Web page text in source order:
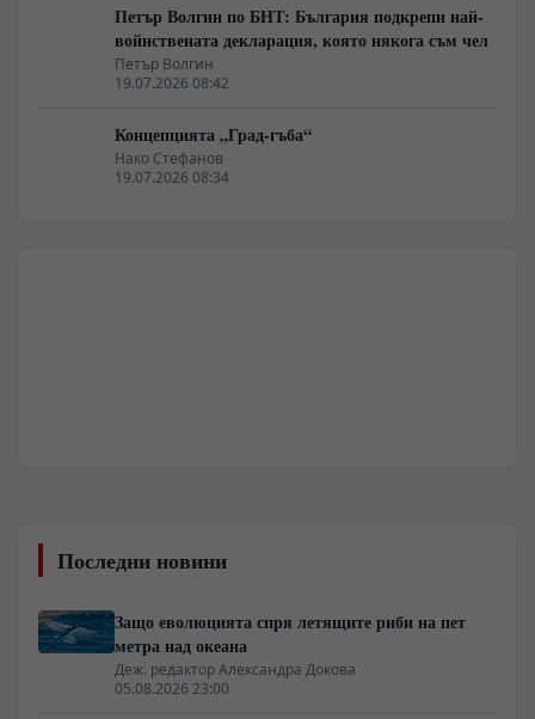
Петър Волгин по БНТ: България подкрепи най-
войнствената декларация, която някога съм чел
Петър Волгин
19.07.2026 08:42
Концепцията „Град-гъба“
Нако Стефанов
19.07.2026 08:34
Последни новини
Защо еволюцията спря летящите риби на пет
метра над океана
Деж. редактор Александра Докова
05.08.2026 23:00